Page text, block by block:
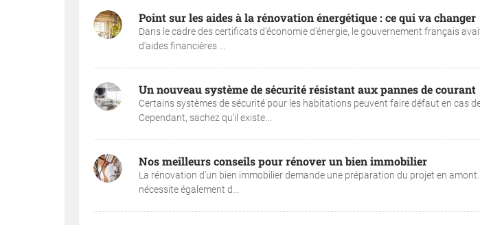
Point sur les aides à la rénovation énergétique : ce qui va changer
Dans le cadre des certificats d’économie d’énergie, le gouvernement français
d’aides financières ...
Un nouveau système de sécurité résistant aux pannes de courant
Certains systèmes de sécurité pour les habitations peuvent faire défaut en cas
Cependant, sachez qu’il existe...
Nos meilleurs conseils pour rénover un bien immobilier
La rénovation d’un bien immobilier demande une préparation du projet en
nécessite également d...